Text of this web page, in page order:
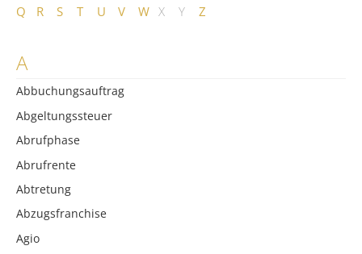
Q
R S T U V W X Y Z
A
Abbuchungsauftrag
Abgeltungssteuer
Abrufphase
Abrufrente
Abtretung
Abzugsfranchise
Agio